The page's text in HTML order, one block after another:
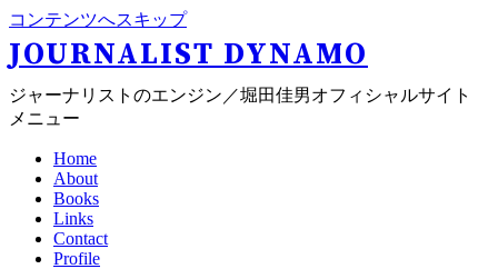
コンテンツへスキップ
JOURNALIST DYNAMO
ジャーナリストのエンジン／堀田佳男オフィシャルサイト
メニュー
Home
About
Books
Links
Contact
Profile